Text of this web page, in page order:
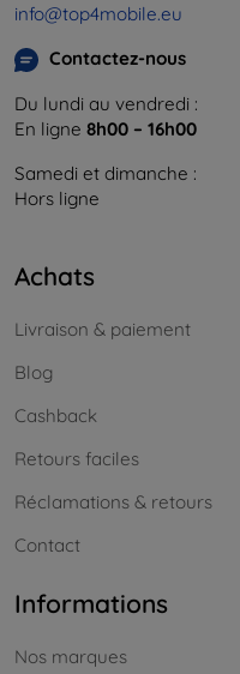
info@top4mobile.eu
Contactez-nous
Du lundi au vendredi :
En ligne 8h00 – 16h00
Samedi et dimanche :
Hors ligne
Achats
Livraison & paiement
Blog
Cashback
Retours faciles
Réclamations & retours
Contact
Informations
Nos marques